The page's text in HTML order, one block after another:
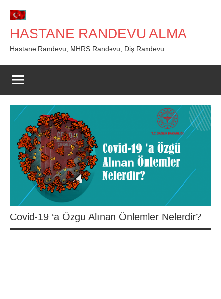
geç
HASTANE RANDEVU ALMA
Hastane Randevu, MHRS Randevu, Diş Randevu
Covid-19 ‘a Özgü Alınan Önlemler Nelerdir?